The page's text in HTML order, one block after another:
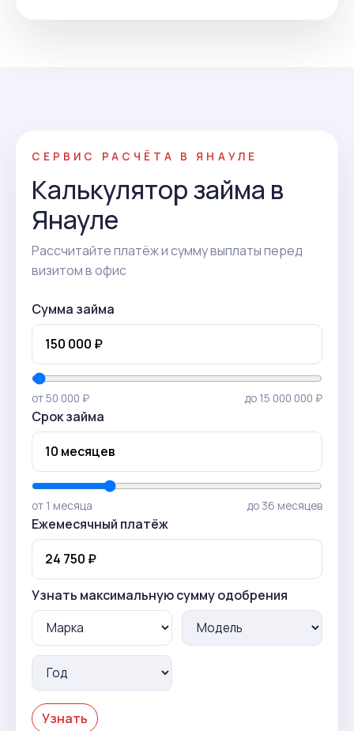
СЕРВИС РАСЧЁТА В ЯНАУЛЕ
Калькулятор займа в
Янауле
Рассчитайте платёж и сумму выплаты перед
визитом в офис
Сумма займа
от 50 000 ₽ до 15 000 000 ₽
Срок займа
от 1 месяца до 36 месяцев
Ежемесячный платёж
Узнать максимальную сумму одобрения
Узнать